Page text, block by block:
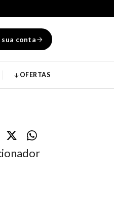
sua conta
OFERTAS